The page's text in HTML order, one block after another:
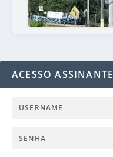
ACESSO ASSINANTE